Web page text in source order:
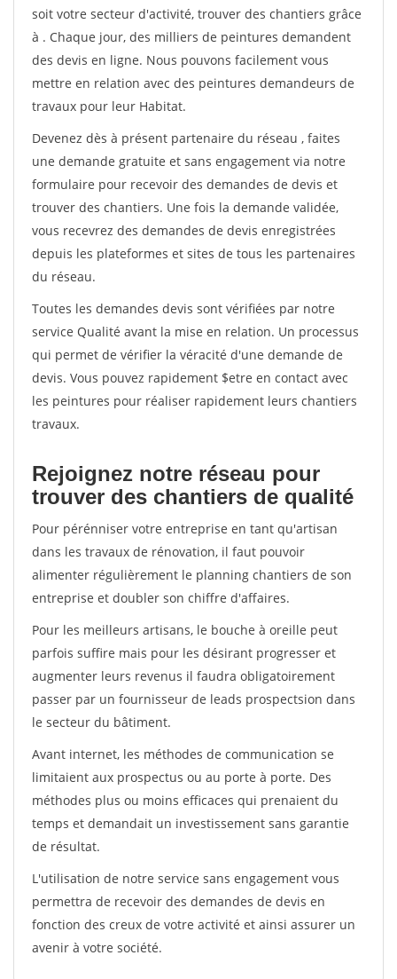
soit votre secteur d'activité, trouver des chantiers grâce
à . Chaque jour, des milliers de peintures demandent
des devis en ligne. Nous pouvons facilement vous
mettre en relation avec des peintures demandeurs de
travaux pour leur Habitat.
Devenez dès à présent partenaire du réseau , faites
une demande gratuite et sans engagement via notre
formulaire pour recevoir des demandes de devis et
trouver des chantiers. Une fois la demande validée,
vous recevrez des demandes de devis enregistrées
depuis les plateformes et sites de tous les partenaires
du réseau.
Toutes les demandes devis sont vérifiées par notre
service Qualité avant la mise en relation. Un processus
qui permet de vérifier la véracité d'une demande de
devis. Vous pouvez rapidement $etre en contact avec
les peintures pour réaliser rapidement leurs chantiers
travaux.
Rejoignez notre réseau pour
trouver des chantiers de qualité
Pour pérénniser votre entreprise en tant qu'artisan
dans les travaux de rénovation, il faut pouvoir
alimenter régulièrement le planning chantiers de son
entreprise et doubler son chiffre d'affaires.
Pour les meilleurs artisans, le bouche à oreille peut
parfois suffire mais pour les désirant progresser et
augmenter leurs revenus il faudra obligatoirement
passer par un fournisseur de leads prospectsion dans
le secteur du bâtiment.
Avant internet, les méthodes de communication se
limitaient aux prospectus ou au porte à porte. Des
méthodes plus ou moins efficaces qui prenaient du
temps et demandait un investissement sans garantie
de résultat.
L'utilisation de notre service sans engagement vous
permettra de recevoir des demandes de devis en
fonction des creux de votre activité et ainsi assurer un
avenir à votre société.